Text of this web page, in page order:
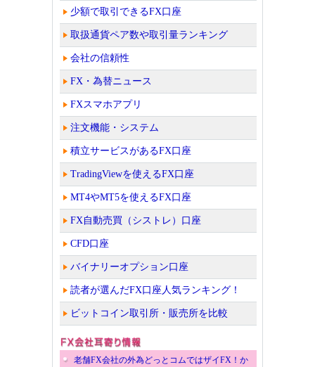
少額で取引できるFX口座
取扱通貨ペア数や取引量ランキング
会社の信頼性
FX・為替ニュース
FXスマホアプリ
注文機能・システム
積立サービスがあるFX口座
TradingViewを使えるFX口座
MT4やMT5を使えるFX口座
FX自動売買（シストレ）口座
CFD口座
バイナリーオプション口座
読者が選んだFX口座人気ランキング！
ビットコイン取引所・販売所を比較
老舗FX会社の外為どっとコムではザイFX！か